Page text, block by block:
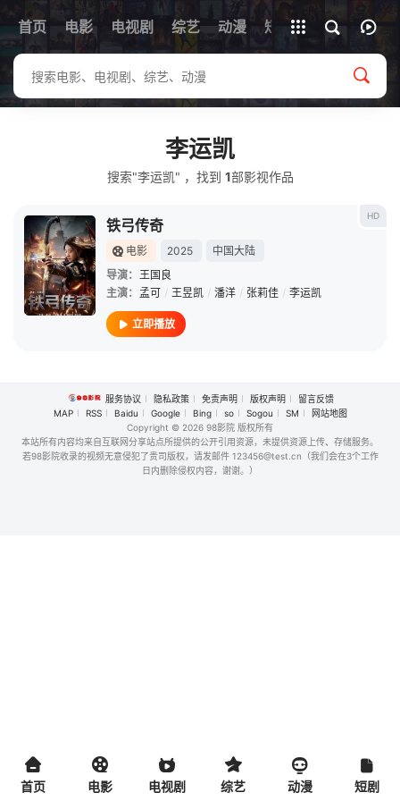
首页 电影 电视剧 综艺 动漫 短剧
全部影片
李运凯
搜索"李运凯" ，找到 1部影视作品
HD
铁弓传奇
电影 2025
中国大陆
导演： 王国良
主演： 孟可 / 王昱凯 / 潘洋 / 张莉佳 / 李运凯
立即播放
服务协议 隐私政策 免责声明 版权声明
留言反馈
MAP
RSS Baidu Google Bing so Sogou SM
网站地图
Copyright © 2026 98影院 版权所有
本站所有内容均来自互联网分享站点所提供的公开引用资源，未提供资源上传、存储服务。
若98影院收录的视频无意侵犯了贵司版权，请发邮件 123456@test.cn（我们会在3个工作
日内删除侵权内容，谢谢。）
首页 电影 电视剧 综艺 动漫 短剧